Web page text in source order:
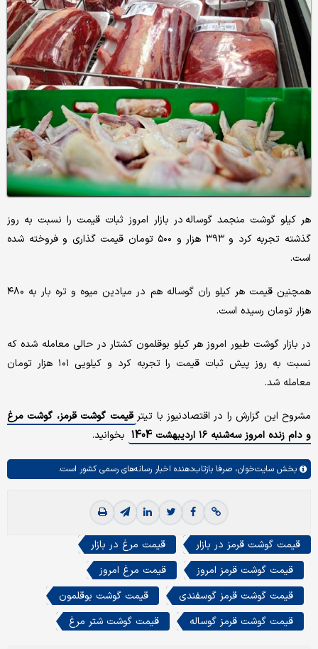
هر کیلو گوشت منجمد گوساله در بازار امروز ثبات قیمت را نسبت به روز
گذشته تجربه کرد و ۳۹۳ هزار و ۵۰۰ تومان قیمت گذاری و فروخته شده
است.
همچنین قیمت هر کیلو ران گوساله هم در میادین میوه و تره بار به ۴۸۰
هزار تومان رسیده است.
در بازار گوشت طیور امروز هر کیلو بوقلمون کشتار در حالی معامله شده که
نسبت به روز پیش ثبات قیمت را تجربه کرد و کیلویی ۱۰۱ هزار تومان
معامله شد.
مشروح این گزارش را در اقتصادنیوز با تیتر قیمت گوشت قرمز، گوشت مرغ
و دام زنده امروز سه‌شنبه ۱۶ اردیبهشت 1404
بخوانید.
بخش سایت‌خوان، صرفا بازتاب‌دهنده اخبار رسانه‌های رسمی کشور است.
قیمت گوشت قرمز در بازار
قیمت مرغ در بازار
قیمت گوشت قرمز امروز
قیمت مرغ امروز
قیمت گوشت قرمز گوسفندی
قیمت گوشت بوقلمون
قیمت گوشت قرمز گوساله
قیمت گوشت شتر مرغ